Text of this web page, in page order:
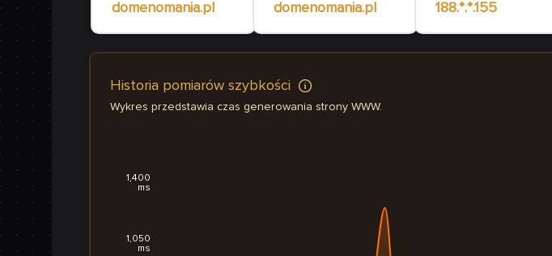
domenomania.pl domenomania.pl 188.*.*.155
Historia pomiarów szybkości
Wykres przedstawia czas generowania strony WWW.
1,050
ms
1,400
ms